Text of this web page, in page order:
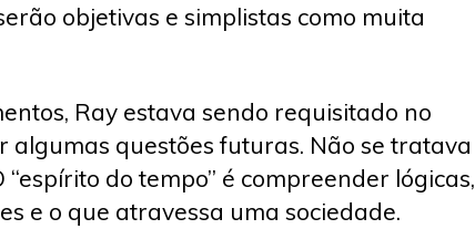
objetivas e simplistas como muita
Ray estava sendo requisitado no
algumas questões futuras. Não se tratava
“espírito do tempo” é compreender lógicas,
e o que atravessa uma sociedade.